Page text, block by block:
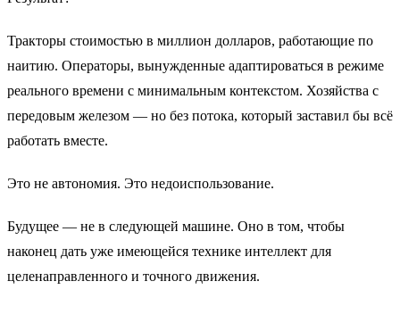
Тракторы стоимостью в миллион долларов, работающие по
наитию. Операторы, вынужденные адаптироваться в режиме
реального времени с минимальным контекстом. Хозяйства с
передовым железом — но без потока, который заставил бы всё
работать вместе.
Это не автономия. Это недоиспользование.
Будущее — не в следующей машине. Оно в том, чтобы
наконец дать уже имеющейся технике интеллект для
целенаправленного и точного движения.